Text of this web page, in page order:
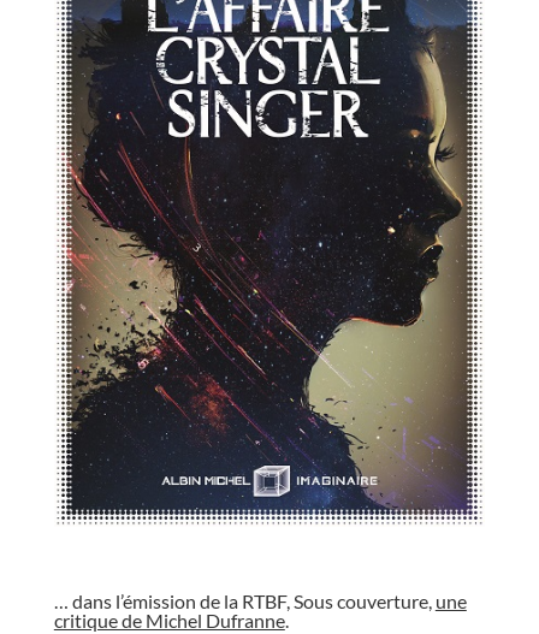
… dans l’émission de la RTBF, Sous couverture, une
critique de Michel Dufranne.